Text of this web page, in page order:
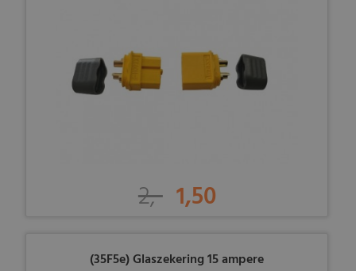
2,- 1,50
(35F5e) Glaszekering 15 ampere